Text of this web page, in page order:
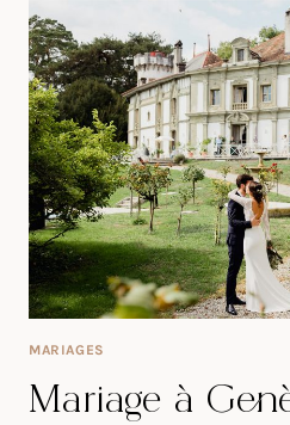
TROPEZ
MARIAGES
Mariage à